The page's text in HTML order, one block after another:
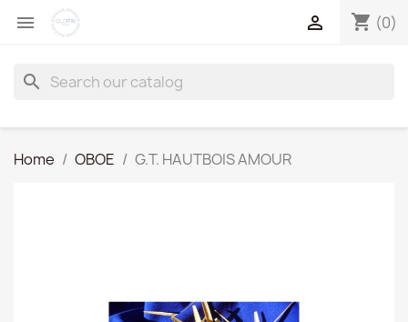
 shopping_cart (0)

search
Home OBOE G.T. HAUTBOIS AMOUR